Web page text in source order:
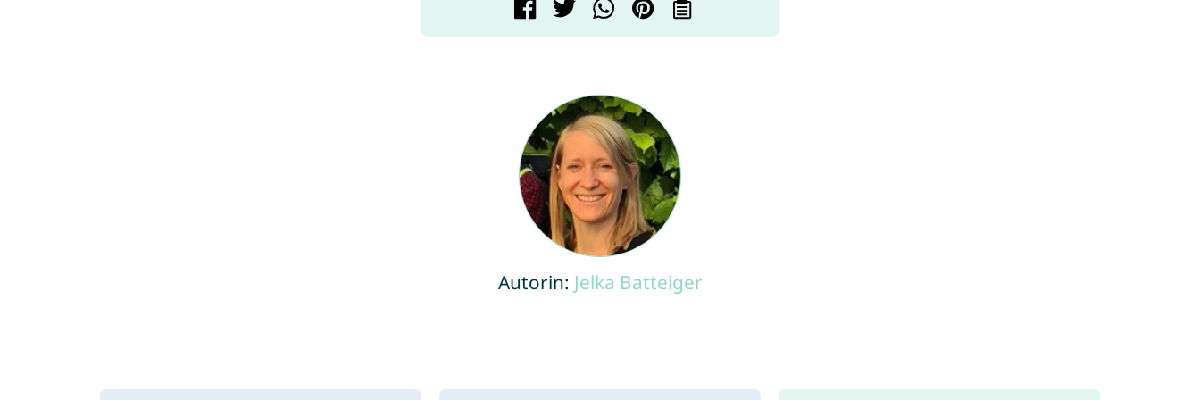
Autorin: Jelka Batteiger